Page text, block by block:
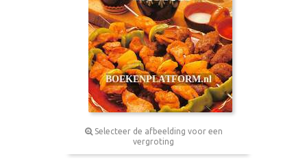
Selecteer de afbeelding voor een
vergroting